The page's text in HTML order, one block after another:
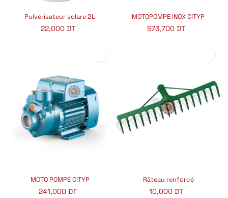
Pulvérisateur solare 2L
22,000DT
MOTOPOMPE INOX CITYP
573,700 DT
MOTO POMPE CITYP
241,000 DT
Râteau renforcé
10,000 DT